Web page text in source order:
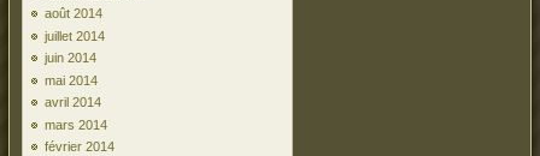
août 2014
juillet 2014
juin 2014
mai 2014
avril 2014
mars 2014
février 2014